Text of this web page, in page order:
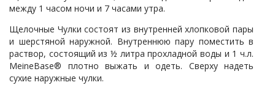
между 1 часом ночи и 7 часами утра.
Щелочные Чулки состоят из внутренней хлопковой пары
и шерстяной наружной. Внутреннюю пару поместить в
раствор, состоящий из ½ литра прохладной воды и 1 ч.л.
MeineBase® плотно выжать и одеть. Сверху надеть
сухие наружные чулки.